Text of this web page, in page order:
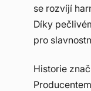
se rozvíjí
Díky
pro
Historie